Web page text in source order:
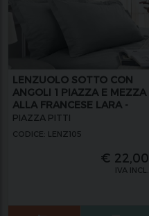
LENZUOLO SOTTO CON
ANGOLI 1 PIAZZA E MEZZA
ALLA FRANCESE LARA -
PIAZZA PITTI
PIAZZA PITTI
CODICE: LENZ105
€ 22,00
IVA INCL.